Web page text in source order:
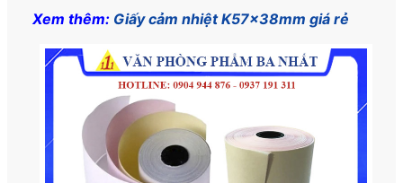
Xem thêm: Giấy cảm nhiệt K57x38mm giá rẻ